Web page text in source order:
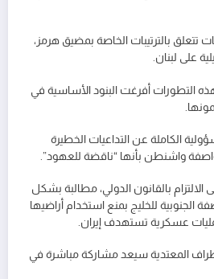
تتعلق بالترتيبات الخاصة بمضيق هرمز،
على لبنان.
هذه التطورات أفرغت البنود الأساسية في
الكاملة عن التداعيات الخطيرة
واشنطن بأنها “ناقضة للعهود”.
الالتزام بالقانون الدولي، مطالبة بشكل
للخليج بمنع استخدام أراضيها
عسكرية تستهدف إيران.
المعتدية سيعد مشاركة مباشرة في